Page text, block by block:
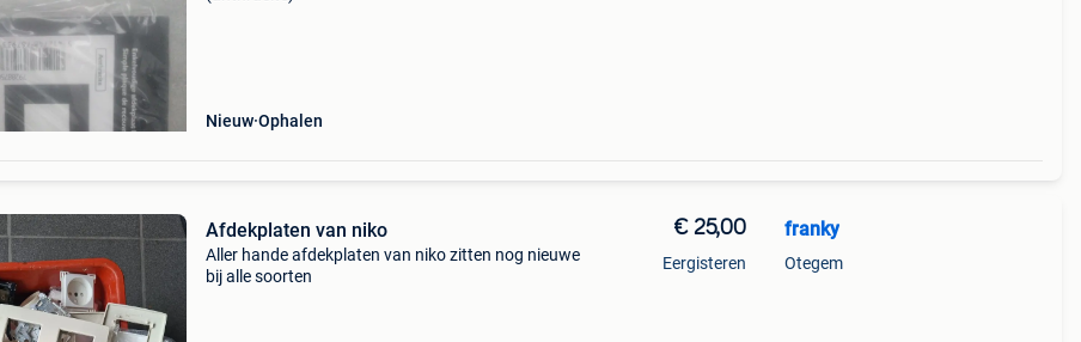
Nieuw Ophalen
Afdekplaten van niko
Aller hande afdekplaten van niko zitten nog nieuwe
bij alle soorten
€ 25,00
Eergisteren
franky
Otegem